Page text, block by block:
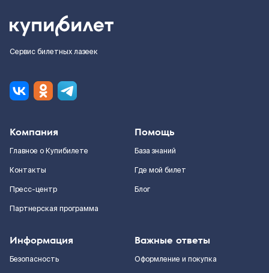
Сервис билетных лазеек
Компания
Главное о Купибилете
Контакты
Пресс-центр
Партнерская программа
Помощь
База знаний
Где мой билет
Блог
Информация
Безопасность
Важные ответы
Оформление и покупка